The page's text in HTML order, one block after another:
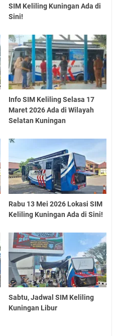
SIM Keliling Kuningan Ada di
Sini!
Info SIM Keliling Selasa 17
Maret 2026 Ada di Wilayah
Selatan Kuningan
Rabu 13 Mei 2026 Lokasi SIM
Keliling Kuningan Ada di Sini!
Sabtu, Jadwal SIM Keliling
Kuningan Libur